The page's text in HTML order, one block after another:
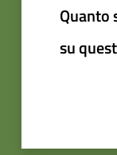
Quanto
su